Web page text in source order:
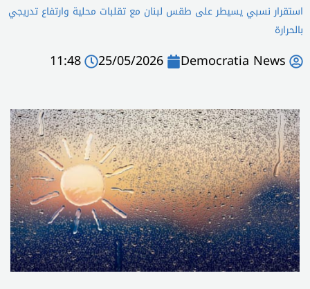
استقرار نسبي يسيطر على طقس لبنان مع تقلبات محلية وارتفاع تدريجي
بالحرارة
Democratia News
25/05/2026
11:48